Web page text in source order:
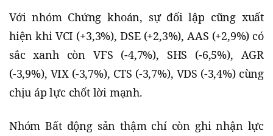
Với nhóm Chứng khoán, sự đối lập cũng xuất
hiện khi VCI (+3,3%), DSE (+2,3%), AAS (+2,9%) có
sắc xanh còn VFS (-4,7%), SHS (-6,5%), AGR
(-3,9%), VIX (-3,7%), CTS (-3,7%), VDS (-3,4%) cùng
chịu áp lực chốt lời mạnh.
Nhóm Bất động sản thậm chí còn ghi nhận lực